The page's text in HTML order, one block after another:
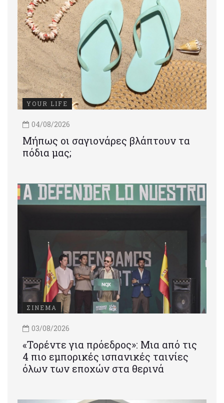
YOUR LIFE
04/08/2026
Μήπως οι σαγιονάρες βλάπτουν τα
πόδια μας;
ΣΙΝΕΜΑ
03/08/2026
«Τορέντε για πρόεδρος»: Mια από τις
4 πιο εμπορικές ισπανικές ταινίες
όλων των εποχών στα θερινά